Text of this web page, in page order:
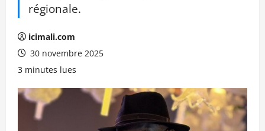
régionale.
icimali.com
30 novembre 2025
3 minutes lues